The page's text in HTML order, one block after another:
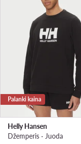
Palanki kaina
Helly Hansen
Džemperis · Juoda